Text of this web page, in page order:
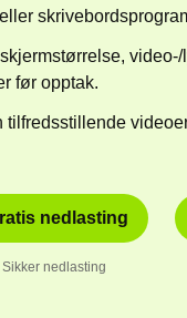
før opptak.
tilfredsstillende
nedlasting
Sikker nedlasting